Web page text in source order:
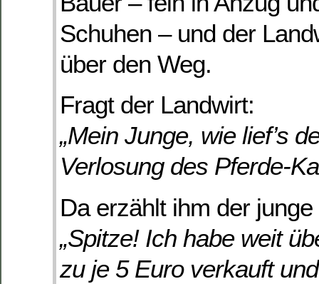
Schuhen – und der
über den Weg.
Fragt der Landwirt:
„Mein Junge, wie lief’s
Verlosung des Pferde-
Da erzählt ihm der
„Spitze! Ich habe weit
zu je 5 Euro verkauft